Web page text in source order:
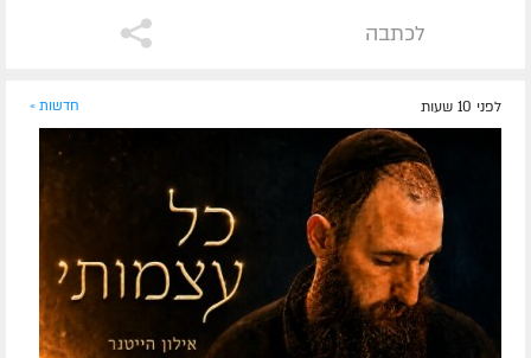
לכתבה
לפני 10 שעות חדשות »